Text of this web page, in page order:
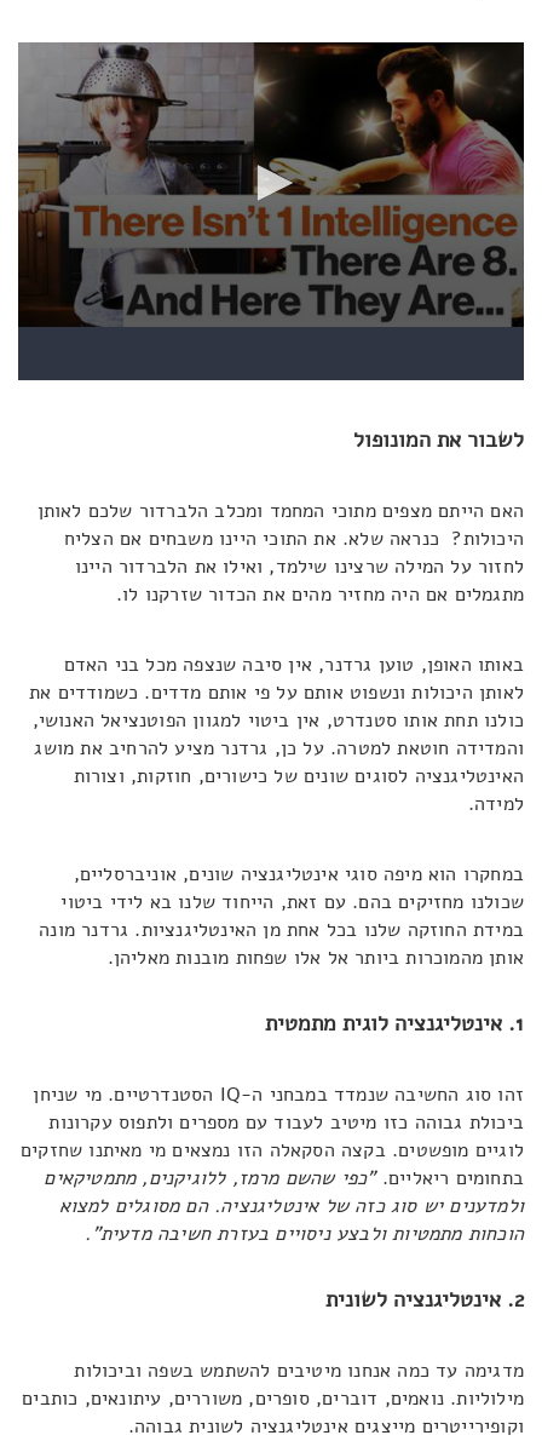
לשבור את המונופול
האם הייתם מצפים מתוכי המחמד ומכלב הלברדור שלכם לאותן
היכולות? כנראה שלא. את התוכי היינו משבחים אם הצליח
לחזור על המילה שרצינו שילמד, ואילו את הלברדור היינו
מתגמלים אם היה מחזיר מהים את הכדור שזרקנו לו.
באותו האופן, טוען גרדנר, אין סיבה שנצפה מכל בני האדם
לאותן היכולות ונשפוט אותם על פי אותם מדדים. כשמודדים את
כולנו תחת אותו סטנדרט, אין ביטוי למגוון הפוטנציאל האנושי,
והמדידה חוטאת למטרה. על כן, גרדנר מציע להרחיב את מושג
האינטליגנציה לסוגים שונים של כישורים, חוזקות, וצורות
למידה.
במחקרו הוא מיפה סוגי אינטליגנציה שונים, אוניברסליים,
שכולנו מחזיקים בהם. עם זאת, הייחוד שלנו בא לידי ביטוי
במידת החוזקה שלנו בכל אחת מן האינטליגנציות. גרדנר מונה
אותן מהמוכרות ביותר אל אלו שפחות מובנות מאליהן.
1. אינטליגנציה לוגית מתמטית
זהו סוג החשיבה שנמדד במבחני ה-IQ הסטנדרטיים. מי שניחן
ביכולת גבוהה כזו מיטיב לעבוד עם מספרים ולתפוס עקרונות
לוגיים מופשטים. בקצה הסקאלה הזו נמצאים מי מאיתנו שחזקים
בתחומים ריאליים."כפי שהשם מרמז, ללוגיקנים, מתמטיקאים
ולמדענים יש סוג כזה של אינטליגנציה. הם מסוגלים למצוא
הוכחות מתמטיות ולבצע ניסויים בעזרת חשיבה מדעית".
2. אינטליגנציה לשונית
מדגימה עד כמה אנחנו מיטיבים להשתמש בשפה וביכולות
מילוליות. נואמים, דוברים, סופרים, משוררים, עיתונאים, כותבים
וקופירייטרים מייצגים אינטליגנציה לשונית גבוהה.